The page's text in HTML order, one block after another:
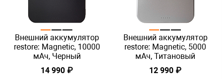
Внешний аккумулятор
restore: Magnetic, 10000
мАч, Черный
14 990 ₽
Внешний аккумулятор
restore: Magnetic, 5000
мАч, Титановый
12 990 ₽